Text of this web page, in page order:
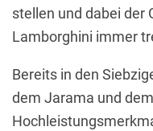
stellen und dabei der
Lamborghini immer
Bereits in den
dem Jarama und